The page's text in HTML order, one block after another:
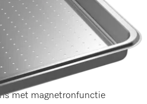
met magnetronfunctie